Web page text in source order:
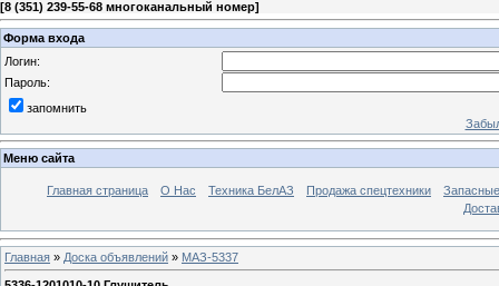
[8 (351) 239-55-68 многоканальный номер]
Форма входа
Логин:
Пароль:
запомнить
Меню сайта
Главная страница О Нас Техника БелАЗ Продажа спецтехники
Главная » Доска объявлений » МАЗ-5337